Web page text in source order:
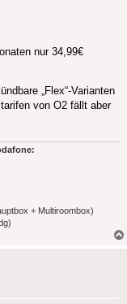
nur 34,99€
„Flex“-Varianten
von O2 fällt aber
+ Multiroombox)